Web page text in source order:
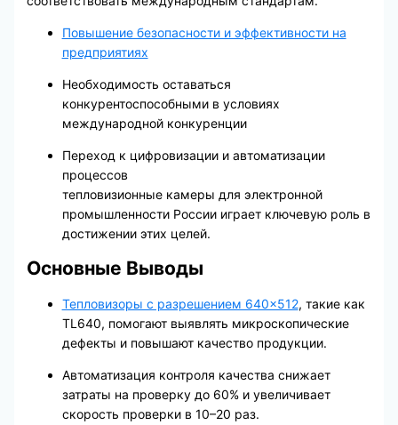
Повышение безопасности и эффективности на
предприятиях
Необходимость оставаться
конкурентоспособными в условиях
международной конкуренции
Переход к цифровизации и автоматизации
процессов
тепловизионные камеры для электронной
промышленности России играет ключевую роль в
достижении этих целей.
Основные Выводы
Тепловизоры с разрешением 640×512, такие как
TL640, помогают выявлять микроскопические
дефекты и повышают качество продукции.
Автоматизация контроля качества снижает
затраты на проверку до 60% и увеличивает
скорость проверки в 10–20 раз.